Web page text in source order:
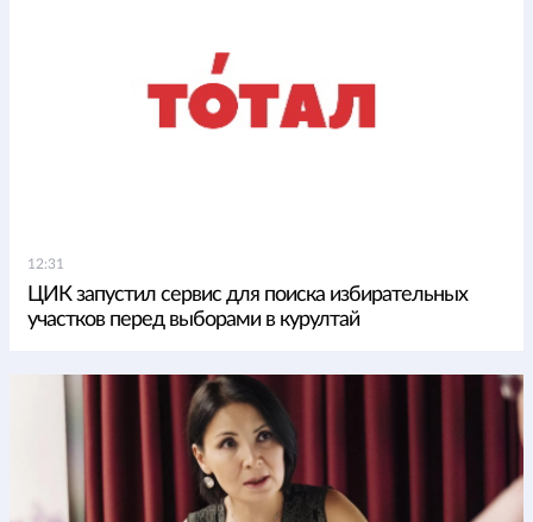
12:31
ЦИК запустил сервис для поиска избирательных
участков перед выборами в курултай